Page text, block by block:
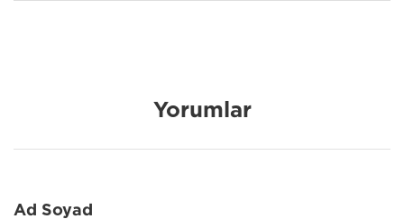
Yorumlar
Ad Soyad